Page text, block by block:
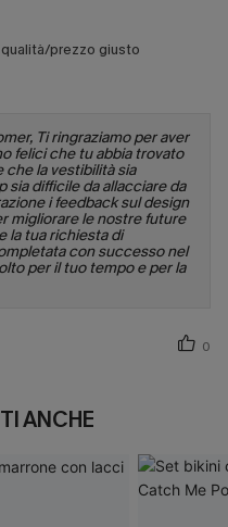
prezzo giusto
Ti ringraziamo per aver
felici che tu abbia trovato
che la vestibilità sia
sia difficile da allacciare da
i feedback sul design
migliorare le nostre future
la tua richiesta di
con successo nel
per il tuo tempo e per la
0
ANCHE